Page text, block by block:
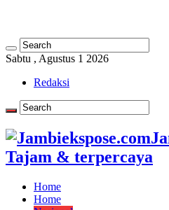
Sabtu , Agustus 1 2026
Redaksi
Tajam & terpercaya
Home
Home